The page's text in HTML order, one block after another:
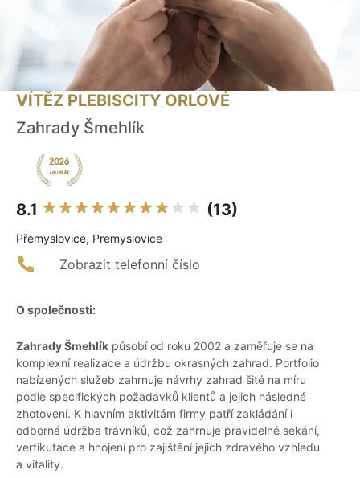
VÍTĚZ PLEBISCITY ORLOVÉ
Zahrady Šmehlík
8.1 (13)
Přemyslovice, Premyslovice
Zobrazit telefonní číslo
O společnosti:
Zahrady Šmehlík působí od roku 2002 a zaměřuje se na
komplexní realizace a údržbu okrasných zahrad. Portfolio
nabízených služeb zahrnuje návrhy zahrad šité na míru
podle specifických požadavků klientů a jejich následné
zhotovení. K hlavním aktivitám firmy patří zakládání i
odborná údržba trávníků, což zahrnuje pravidelné sekání,
vertikutace a hnojení pro zajištění jejich zdravého vzhledu
a vitality.